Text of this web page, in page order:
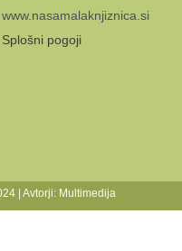
www.nasamalaknjiznica.si
Splošni pogoji
| Avtorji: Multimedija